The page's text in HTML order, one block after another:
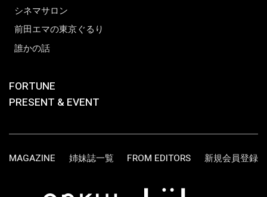
シネマサロン
前田エマの東京ぐるり
誰かの話
FORTUNE
PRESENT & EVENT
MAGAZINE 姉妹誌一覧 FROM EDITORS 新規会員登録